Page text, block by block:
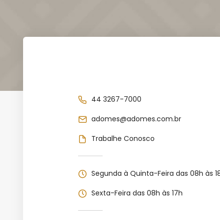
44 3267-7000
adomes@adomes.com.br
Trabalhe Conosco
Segunda à Quinta-Feira das 08h às
Sexta-Feira das 08h às 17h